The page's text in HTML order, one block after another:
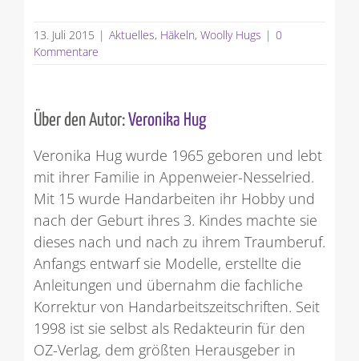
13. Juli 2015 | Aktuelles, Häkeln, Woolly Hugs | 0
Kommentare
Über den Autor:Veronika Hug
Veronika Hug wurde 1965 geboren und lebt
mit ihrer Familie in Appenweier-Nesselried.
Mit 15 wurde Handarbeiten ihr Hobby und
nach der Geburt ihres 3. Kindes machte sie
dieses nach und nach zu ihrem Traumberuf.
Anfangs entwarf sie Modelle, erstellte die
Anleitungen und übernahm die fachliche
Korrektur von Handarbeitszeitschriften. Seit
1998 ist sie selbst als Redakteurin für den
OZ-Verlag, dem größten Herausgeber in